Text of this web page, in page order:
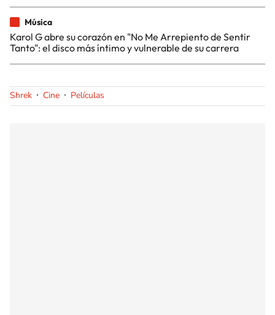
Música
Karol G abre su corazón en "No Me Arrepiento de Sentir
Tanto": el disco más íntimo y vulnerable de su carrera
Shrek Cine Películas